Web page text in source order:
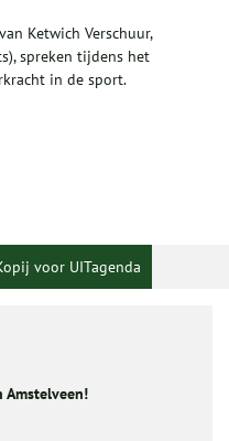
Ketwich Verschuur,
spreken tijdens het
in de sport.
voor UITagenda